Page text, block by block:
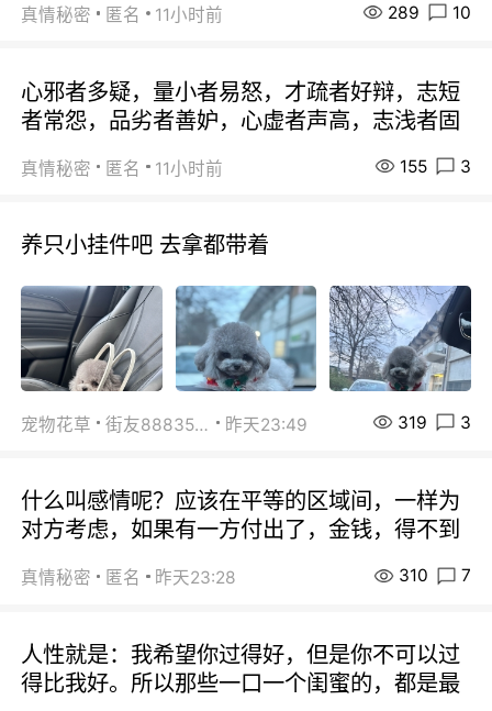
真情秘密 匿名 11小时前 289 10
心邪者多疑，量小者易怒，才疏者好辩，志短
者常怨，品劣者善妒，心虚者声高，志浅者固
真情秘密 匿名 11小时前 155 3
养只小挂件吧 去拿都带着
宠物花草 街友88835518 昨天23:49 319 3
什么叫感情呢？应该在平等的区域间，一样为
对方考虑，如果有一方付出了，金钱，得不到
真情秘密 匿名 昨天23:28 310 7
人性就是：我希望你过得好，但是你不可以过
得比我好。所以那些一口一个闺蜜的，都是最